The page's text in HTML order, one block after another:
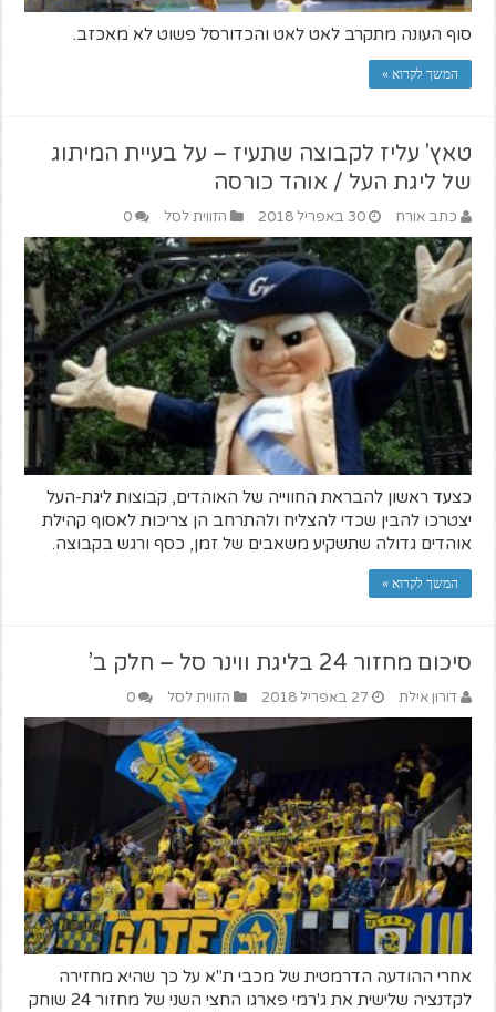
סוף העונה מתקרב לאט לאט והכדורסל פשוט לא מאכזב.
המשך לקרוא »
טאץ' עליז לקבוצה שתעיז – על בעיית המיתוג
של ליגת העל / אוהד כורסה
כתב אורח 30 באפריל 2018 הזווית לסל 0
כצעד ראשון להבראת החווייה של האוהדים, קבוצות ליגת-העל
יצטרכו להבין שכדי להצליח ולהתרחב הן צריכות לאסוף קהילת
אוהדים גדולה שתשקיע משאבים של זמן, כסף ורגש בקבוצה.
המשך לקרוא »
סיכום מחזור 24 בליגת ווינר סל – חלק ב’
דורון אילת 27 באפריל 2018 הזווית לסל 0
אחרי ההודעה הדרמטית של מכבי ת"א על כך שהיא מחזירה
לקדנציה שלישית את ג'רמי פארגו החצי השני של מחזור 24 שוחק